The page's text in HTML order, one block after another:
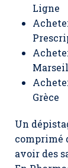
Ligne
Grèce
Un
comprimé
avoir des